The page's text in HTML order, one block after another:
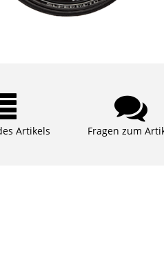
Artikels Fragen zum